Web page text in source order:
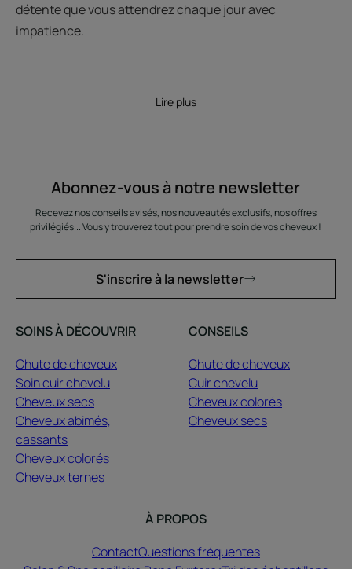
détente que vous attendrez chaque jour avec
impatience.
Lire plus
Abonnez-vous à notre newsletter
Recevez nos conseils avisés, nos nouveautés exclusifs, nos offres
privilégiés... Vous y trouverez tout pour prendre soin de vos cheveux !
S'inscrire à la newsletter
SOINS À DÉCOUVRIR
Chute de cheveux
Soin cuir chevelu
Cheveux secs
Cheveux abimés,
cassants
Cheveux colorés
Cheveux ternes
CONSEILS
Chute de cheveux
Cuir chevelu
Cheveux colorés
Cheveux secs
À PROPOS
ContactQuestions fréquentes